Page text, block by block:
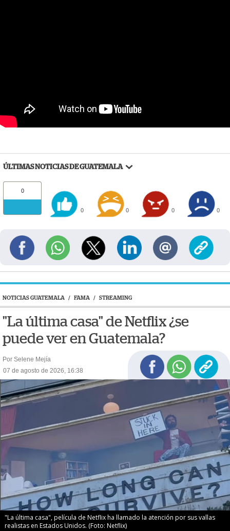
ÚLTIMAS NOTICIAS DE GUATEMALA
0
0 0 0 0
NOTICIAS GUATEMALA / FAMA / STREAMING
"La última casa" de Netflix ¿se
puede ver en Guatemala?
Por Selene Mejía
07 de agosto de 2026, 16:38
"La última casa", película de Netflix ha llamado la atención por sus vallas
realistas en Estados Unidos. (Foto: Netflix)